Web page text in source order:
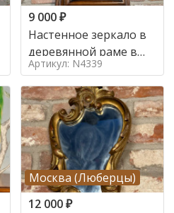
9 000₽
Настенное зеркало в
деревянной раме в
стиле
Артикул: N4339
Москва (Люберцы)
12 000₽